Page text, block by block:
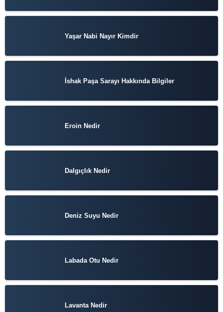
Yaşar Nabi Nayır Kimdir
İshak Paşa Sarayı Hakkında Bilgiler
Eroin Nedir
Dalgıçlık Nedir
Deniz Suyu Nedir
Labada Otu Nedir
Lavanta Nedir